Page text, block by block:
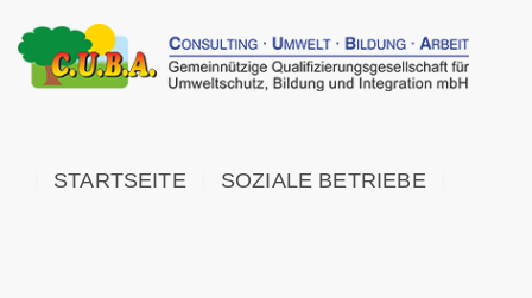
STARTSEITE SOZIALE BETRIEBE